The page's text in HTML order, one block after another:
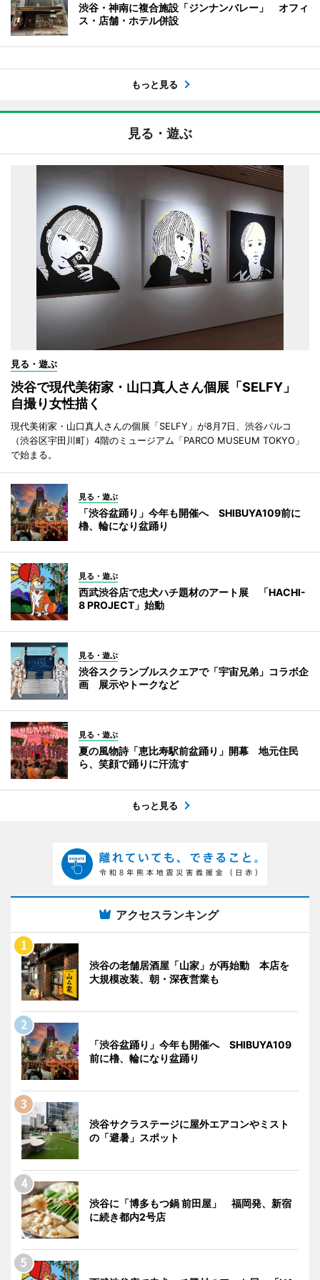
渋谷・神南に複合施設「ジンナンバレー」 オフィ
ス・店舗・ホテル併設
もっと見る
見る・遊ぶ
見る・遊ぶ
渋谷で現代美術家・山口真人さん個展「SELFY」
自撮り女性描く
現代美術家・山口真人さんの個展「SELFY」が8月7日、渋谷パルコ
（渋谷区宇田川町）4階のミュージアム「PARCO MUSEUM TOKYO」
で始まる。
見る・遊ぶ
「渋谷盆踊り」今年も開催へ SHIBUYA109前に
櫓、輪になり盆踊り
見る・遊ぶ
西武渋谷店で忠犬ハチ題材のアート展 「HACHI-
8 PROJECT」始動
見る・遊ぶ
渋谷スクランブルスクエアで「宇宙兄弟」コラボ企
画 展示やトークなど
見る・遊ぶ
夏の風物詩「恵比寿駅前盆踊り」開幕 地元住民
ら、笑顔で踊りに汗流す
もっと見る
アクセスランキング
渋谷の老舗居酒屋「山家」が再始動 本店を
大規模改装、朝・深夜営業も
「渋谷盆踊り」今年も開催へ SHIBUYA109
前に櫓、輪になり盆踊り
渋谷サクラステージに屋外エアコンやミスト
の「避暑」スポット
渋谷に「博多もつ鍋 前田屋」 福岡発、新宿
に続き都内2号店